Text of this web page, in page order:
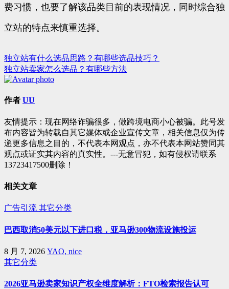
费习惯，也要了解该品类目前的表现情况，同时综合独
立站的特点来慎重选择。
文
章
导
独立站有什么选品思路？有哪些选品技巧？
独立站卖家怎么选品？有哪些方法
作者 UU
友情提示：现在网络诈骗很多，做跨境电商小心被骗。此号发
布内容皆为转载自其它媒体或企业宣传文章，相关信息仅为传
递更多信息之目的，不代表本网观点，亦不代表本网站赞同其
观点或证实其内容的真实性。---无意冒犯，如有侵权请联系
13723417500删除！
相关文章
广告引流 其它分类
巴西取消50美元以下进口税，亚马逊300物流设施投运
8 月 7, 2026 YAO, nice
其它分类
2026亚马逊卖家知识产权全维度解析：FTO检索报告认可